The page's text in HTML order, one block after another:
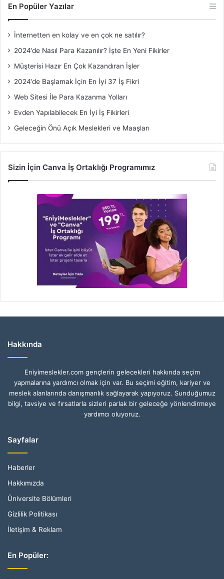
En Popüler Yazılar
İnternetten en kolay ve en çok ne satılır?
2024’de Nasıl Para Kazanılır? İşte En Yeni Fikirler
Müşterisi Hazır En Çok Kazandıran İşler
2024’de Başlamak İçin En İyi 37 İş Fikri
Web Sitesi İle Para Kazanma Yolları
Evden Yapılabilecek En İyi İş Fikirleri
Geleceğin Önü Açık Meslekleri ve Maaşları
Sizin İçin Canva İş Ortaklığı Programımız
Hakkında
Eniyimeslekler.com gençlerin gelecekleri hakkında seçim
yapmalarına yardımcı olmak için var. Bu seçimi eğitim, kariyer ve
meslek alanlarında danışmanlık sağlayarak yapıyoruz. Sunduğumuz
bilgi, tavsiye ve fırsatlarla sizleri parlak bir geleceğe yönlendirmeye
yardımcı oluyoruz.
Sayfalar
Haberler
Hakkımızda
Üniversite Bölümleri
Gizlilik Politikası
İletişim & Reklam
En Popüler: